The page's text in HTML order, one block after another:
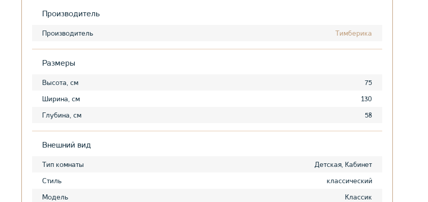
Производитель
Производитель Тимберика
Размеры
Высота, см
75
Ширина, см
130
Глубина, см
58
Внешний вид
Тип комнаты
Детская, Кабинет
Стиль
классический
Модель
Классик